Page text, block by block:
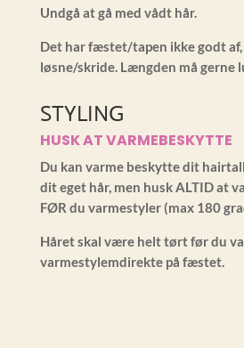
Undgå at gå med vådt hår.
Det har fæstet/tapen ikke godt
løsne/skride. Længden må gerne
STYLING
HUSK AT VARMEBESKYTTE
Du kan varme beskytte dit
dit eget hår, men husk ALTID at
FØR du varmestyler (max 180
Håret skal være helt tørt før du
varmestylemdirekte på fæstet.